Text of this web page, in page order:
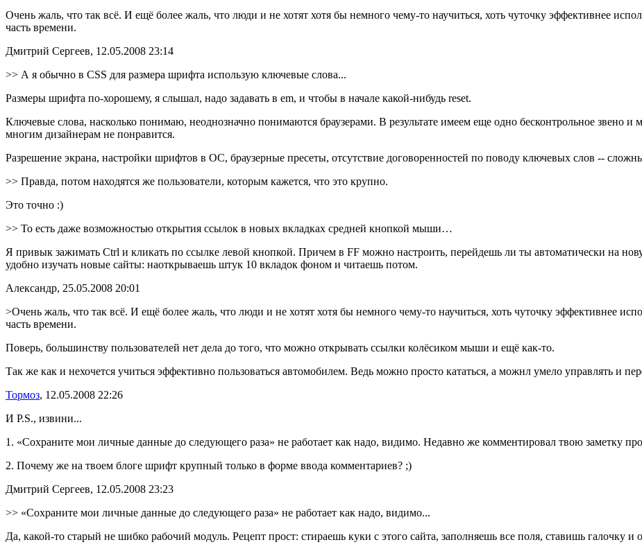
Очень жаль, что так всё. И ещё более жаль, что люди и не хотят хотя бы немного чему-то научиться, хоть чуточку эффективнее
часть времени.
Дмитрий Сергеев, 12.05.2008 23:14
>> А я обычно в CSS для размера шрифта использую ключевые слова...
Размеры шрифта по-хорошему, я слышал, надо задавать в em, и чтобы в начале какой-нибудь reset.
Ключевые слова, насколько понимаю, неоднозначно понимаются браузерами. В результате имеем еще одно бесконтрольное звено
многим дизайнерам не понравится.
Разрешение экрана, настройки шрифтов в ОС, браузерные пресеты, отсутствие договоренностей по поводу ключевых слов --
>> Правда, потом находятся же пользователи, которым кажется, что это крупно.
Это точно :)
>> То есть даже возможностью открытия ссылок в новых вкладках средней кнопкой мыши…
Я привык зажимать Ctrl и кликать по ссылке левой кнопкой. Причем в FF можно настроить, перейдешь ли ты автоматически на
удобно изучать новые сайты: наоткрываешь штук 10 вкладок фоном и читаешь потом.
Александр, 25.05.2008 20:01
>Очень жаль, что так всё. И ещё более жаль, что люди и не хотят хотя бы немного чему-то научиться, хоть чуточку эффективнее
часть времени.
Поверь, большинству пользователей нет дела до того, что можно открывать ссылки колёсиком мыши и ещё как-то.
Так же как и нехочется учиться эффективно пользоваться автомобилем. Ведь можно просто кататься, а можнл умело управлять и
Тормоз, 12.05.2008 22:26
И P.S., извини...
1. «Сохраните мои личные данные до следующего раза» не работает как надо, видимо. Недавно же комментировал твою заметку
2. Почему же на твоем блоге шрифт крупный только в форме ввода комментариев? ;)
Дмитрий Сергеев, 12.05.2008 23:23
>> «Сохраните мои личные данные до следующего раза» не работает как надо, видимо...
Да, какой-то старый не шибко рабочий модуль. Рецепт прост: стираешь куки с этого сайта, заполняешь все поля, ставишь галочку